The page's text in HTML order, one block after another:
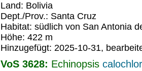
Land: Bolivia
Dept./Prov.: Santa Cruz
Habitat: südlich von San Antonia
Höhe: 422 m
Hinzugefügt: 2025-10-31,
VoS 3628: Echinopsis